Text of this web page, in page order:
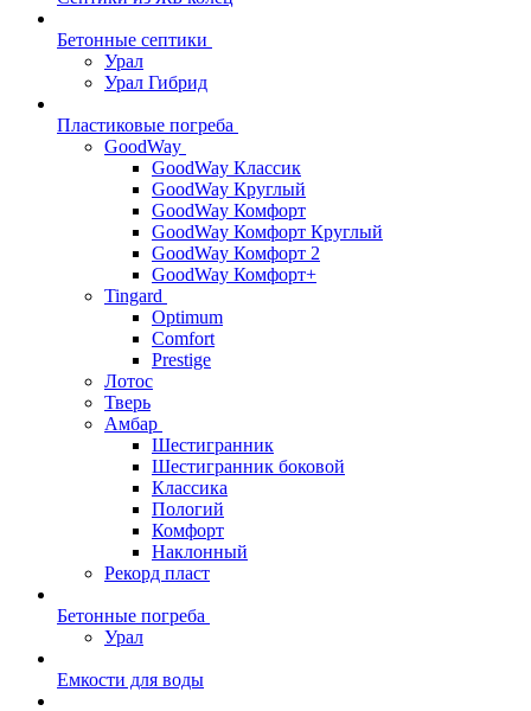
Бетонные септики
Урал
Урал Гибрид
Пластиковые погреба
GoodWay
GoodWay Классик
GoodWay Круглый
GoodWay Комфорт
GoodWay Комфорт Круглый
GoodWay Комфорт 2
GoodWay Комфорт+
Tingard
Optimum
Comfort
Prestige
Лотос
Тверь
Амбар
Шестигранник
Шестигранник боковой
Классика
Пологий
Комфорт
Наклонный
Рекорд пласт
Бетонные погреба
Урал
Емкости для воды